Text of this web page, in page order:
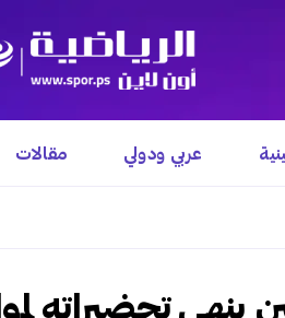
عربي ودولي مقالات
ينهي تحضيراته